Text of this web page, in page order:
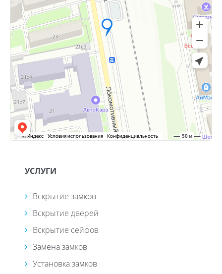
УСЛУГИ
Вскрытие замков
Вскрытие дверей
Вскрытие сейфов
Замена замков
Установка замков